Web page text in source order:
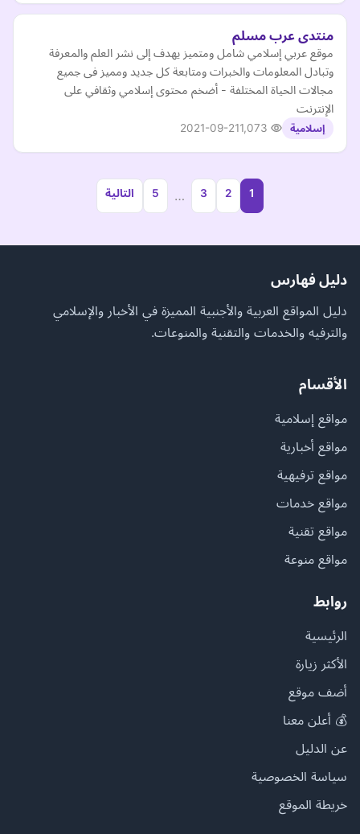
منتدى عرب مسلم
موقع عربي إسلامي شامل ومتميز يهدف إلى نشر العلم والمعرفة
وتبادل المعلومات والخبرات ومتابعة كل جديد ومميز فى جميع
مجالات الحياة المختلفة - أضخم محتوى إسلامي وثقافي على
الإنترنت
إسلامية 2021-09-21
1
2
3
…
5 التالية
دليل فهارس
دليل المواقع العربية والأجنبية المميزة في الأخبار والإسلامي
والترفيه والخدمات والتقنية والمنوعات.
الأقسام
مواقع إسلامية
مواقع أخبارية
مواقع ترفيهية
مواقع خدمات
مواقع تقنية
مواقع منوعة
روابط
الرئيسية
الأكثر زيارة
أضف موقع
💰 أعلن معنا
عن الدليل
سياسة الخصوصية
خريطة الموقع